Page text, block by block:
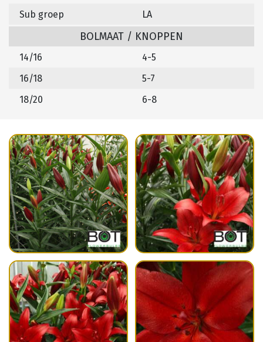
Sub groep
LA
BOLMAAT / KNOPPEN
14/16
4-5
16/18
5-7
18/20
6-8